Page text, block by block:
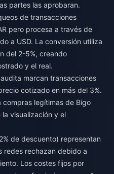
partes las aprobaran.
de transacciones
pero procesa a través de
a USD. La conversión utiliza
del 2-5%, creando
y el real.
marcan transacciones
cotizado en más del 3%.
legítimas de Bigo
visualización y el
de descuento) representan
redes rechazan debido a
Los costes fijos por